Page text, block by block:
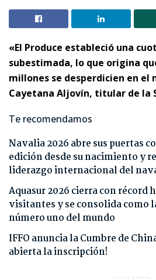
«El Produce estableció una
subestimada, lo que origina
millones se desperdicien en el
Cayetana Aljovín, titular de la
Te recomendamos
Navalia 2026 abre sus puertas
edición desde su nacimiento y
liderazgo internacional del
Aquasur 2026 cierra con récord
visitantes y se consolida como
número uno del mundo
IFFO anuncia la Cumbre de
abierta la inscripción!